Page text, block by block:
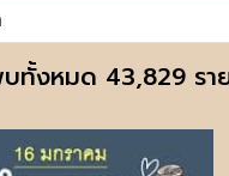
ทั้งหมด 43,829 รา